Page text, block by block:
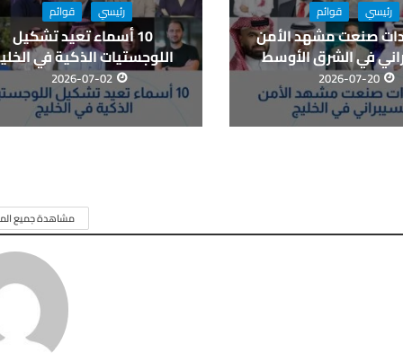
رئيسي قوائم
صنعت مشهد الأمن
في الشرق الأوسط
2026-07-20
رئيسي قوائم
10 أسماء تعيد تشكيل
اللوجستيات الذكية في
2026-07-02
مشاهدة جميع